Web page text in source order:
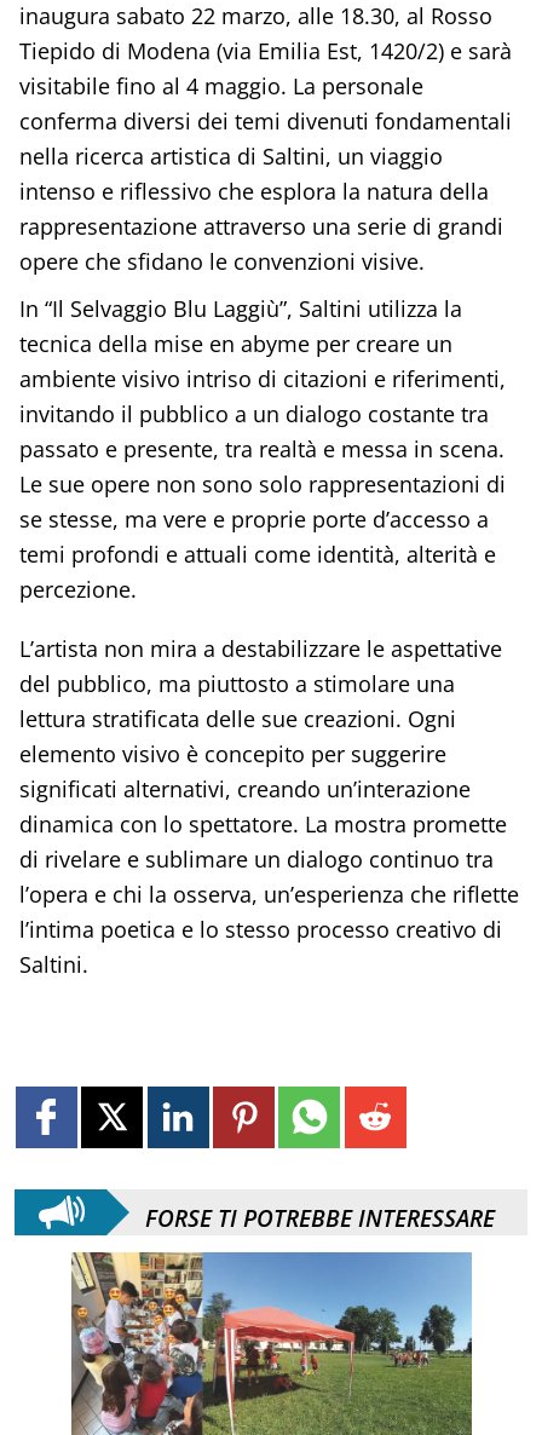
inaugura sabato 22 marzo, alle 18.30, al Rosso
Tiepido di Modena (via Emilia Est, 1420/2) e sarà
visitabile fino al 4 maggio. La personale
conferma diversi dei temi divenuti fondamentali
nella ricerca artistica di Saltini, un viaggio
intenso e riflessivo che esplora la natura della
rappresentazione attraverso una serie di grandi
opere che sfidano le convenzioni visive.
In “Il Selvaggio Blu Laggiù”, Saltini utilizza la
tecnica della mise en abyme per creare un
ambiente visivo intriso di citazioni e riferimenti,
invitando il pubblico a un dialogo costante tra
passato e presente, tra realtà e messa in scena.
Le sue opere non sono solo rappresentazioni di
se stesse, ma vere e proprie porte d’accesso a
temi profondi e attuali come identità, alterità e
percezione.
L’artista non mira a destabilizzare le aspettative
del pubblico, ma piuttosto a stimolare una
lettura stratificata delle sue creazioni. Ogni
elemento visivo è concepito per suggerire
significati alternativi, creando un’interazione
dinamica con lo spettatore. La mostra promette
di rivelare e sublimare un dialogo continuo tra
l’opera e chi la osserva, un’esperienza che riflette
l’intima poetica e lo stesso processo creativo di
Saltini.
FORSE TI POTREBBE INTERESSARE